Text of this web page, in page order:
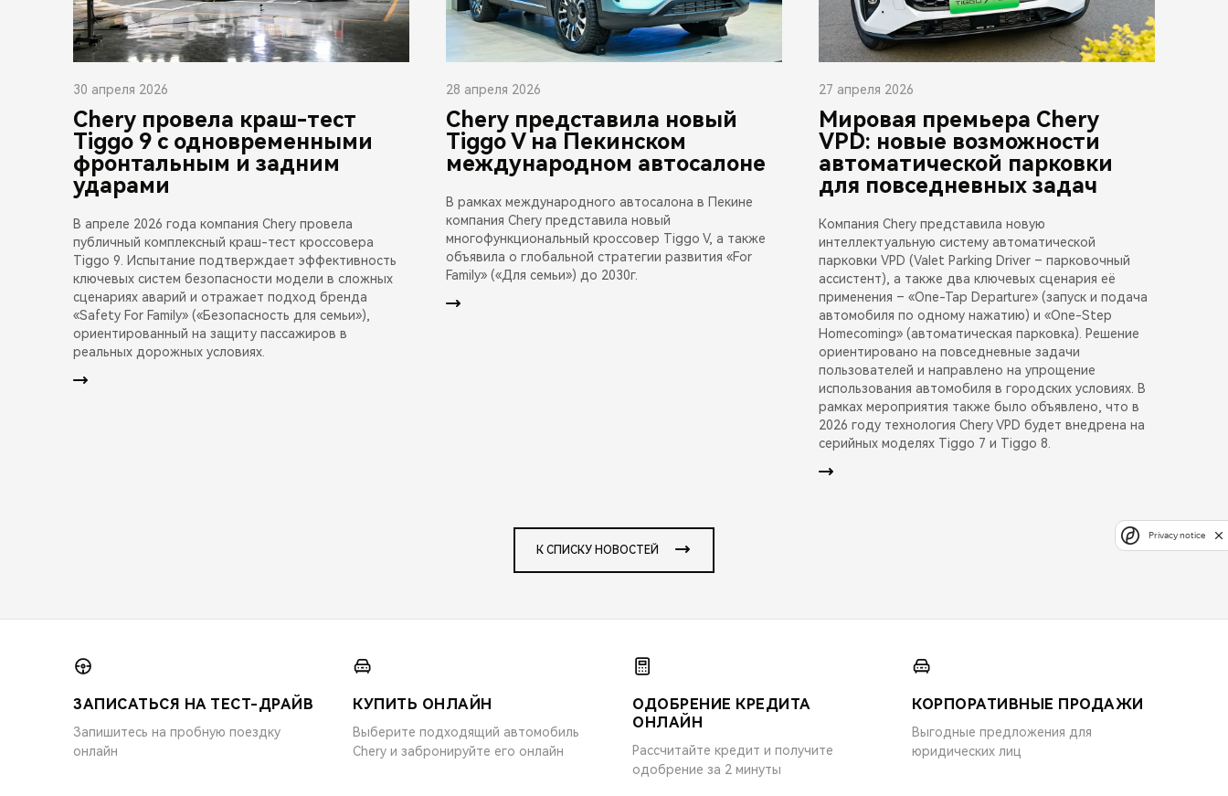
30 апреля 2026
Chery провела краш-тест
Tiggo 9 с одновременными
фронтальным и задним
ударами
В апреле 2026 года компания Chery провела
публичный комплексный краш-тест кроссовера
Tiggo 9. Испытание подтверждает эффективность
ключевых систем безопасности модели в сложных
сценариях аварий и отражает подход бренда
«Safety For Family» («Безопасность для семьи»),
ориентированный на защиту пассажиров в
реальных дорожных условиях.
28 апреля 2026
Chery представила новый
Tiggo V на Пекинском
международном автосалоне
В рамках международного автосалона в Пекине
компания Chery представила новый
многофункциональный кроссовер Tiggo V, а также
объявила о глобальной стратегии развития «For
Family» («Для семьи») до 2030г.
27 апреля 2026
Мировая премьера Chery
VPD: новые возможности
автоматической парковки
для повседневных задач
Компания Chery представила новую
интеллектуальную систему автоматической
парковки VPD (Valet Parking Driver – парковочный
ассистент), а также два ключевых сценария её
применения – «One-Tap Departure» (запуск и подача
автомобиля по одному нажатию) и «One-Step
Homecoming» (автоматическая парковка). Решение
ориентировано на повседневные задачи
пользователей и направлено на упрощение
использования автомобиля в городских условиях. В
рамках мероприятия также было объявлено, что в
2026 году технология Chery VPD будет внедрена на
серийных моделях Tiggo 7 и Tiggo 8.
К СПИСКУ НОВОСТЕЙ
ЗАПИСАТЬСЯ НА ТЕСТ-ДРАЙВ
Запишитесь на пробную поездку
онлайн
КУПИТЬ ОНЛАЙН
Выберите подходящий автомобиль
Chery и забронируйте его онлайн
ОДОБРЕНИЕ КРЕДИТА
ОНЛАЙН
Рассчитайте кредит и получите
одобрение за 2 минуты
КОРПОРАТИВНЫЕ ПРОДАЖИ
Выгодные предложения для
юридических лиц
Privacy notice